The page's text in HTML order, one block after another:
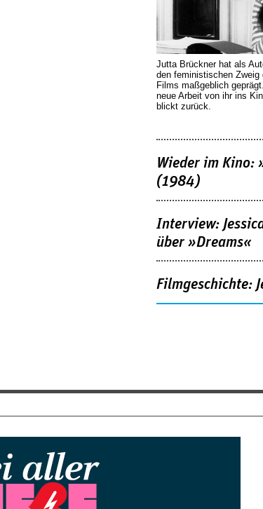
Jutta Brückner hat als
den feministischen Zweig
Films maßgeblich
neue Arbeit von ihr ins
blickt zurück.
Wieder im Kino:
(1984)
Interview:
über »Dreams«
Filmgeschichte: